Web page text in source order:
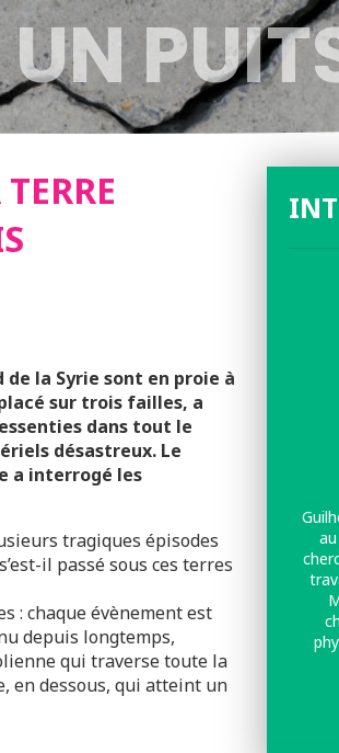
la Syrie sont en proie à
sur trois failles, a
dans tout le
désastreux. Le
a interrogé les
tragiques épisodes
il passé sous ces terres
: chaque évènement est
depuis longtemps,
qui traverse toute la
en dessous, qui atteint un